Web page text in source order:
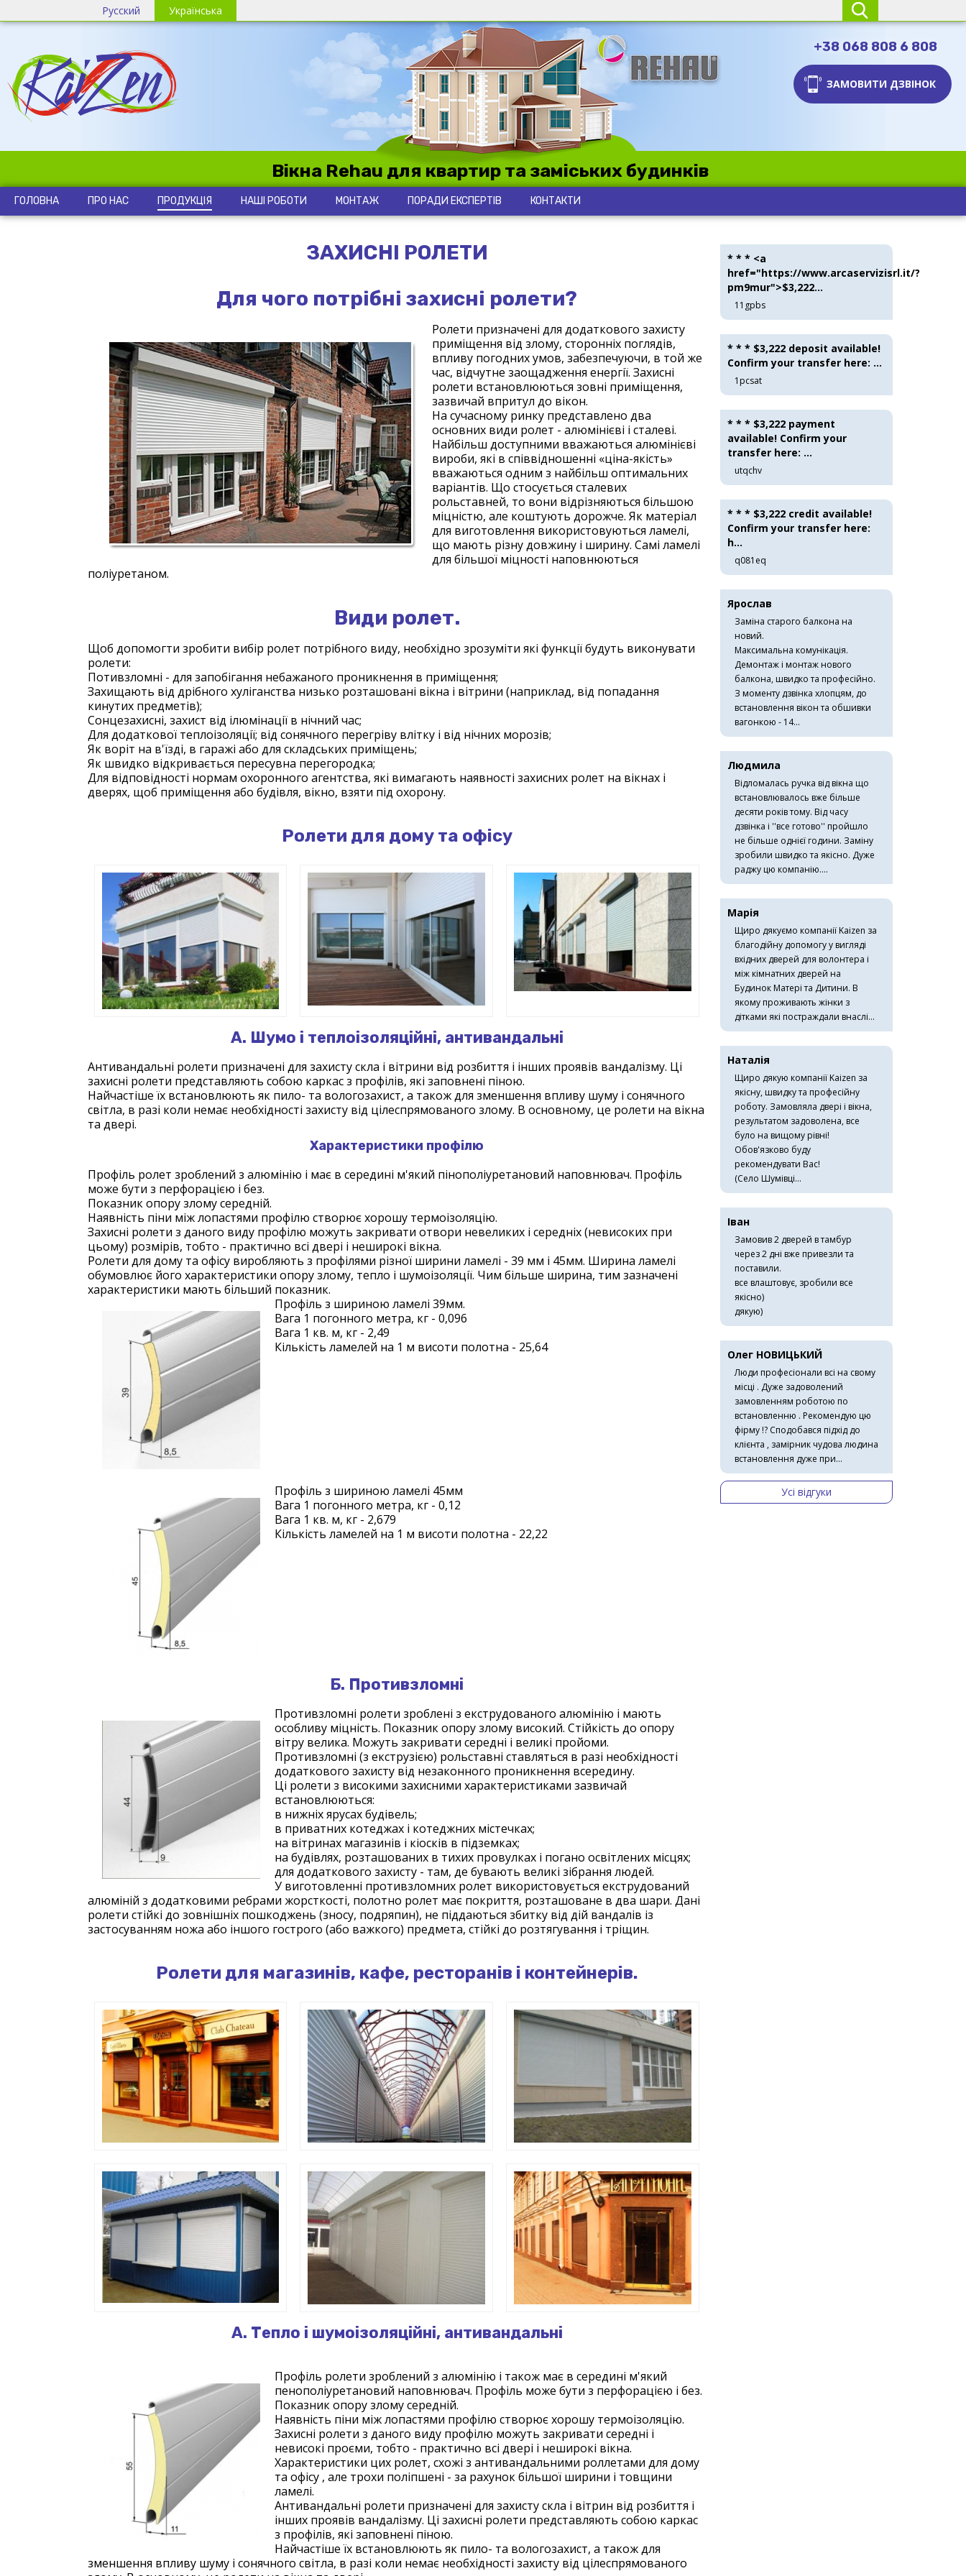
Українська
Русский
Вікна Rehau для квартир та заміських будинків
ЗАМОВИТИ ДЗВІНОК
+38 068 808 6 808
ГОЛОВНА ПРО НАС ПРОДУКЦІЯ НАШІ РОБОТИ МОНТАЖ ПОРАДИ ЕКСПЕРТІВ КОНТАКТИ
ЗАХИСНІ РОЛЕТИ
Для чого потрібні захисні ролети?
Ролети призначені для додаткового захисту
приміщення від злому, сторонніх поглядів,
впливу погодних умов, забезпечуючи, в той же
час, відчутне заощадження енергії. Захисні
ролети встановлюються зовні приміщення,
зазвичай впритул до вікон.
На сучасному ринку представлено два
основних види ролет - алюмінієві і сталеві.
Найбільш доступними вважаються алюмінієві
вироби, які в співвідношенні «ціна-якість»
вважаються одним з найбільш оптимальних
варіантів. Що стосується сталевих
рольставней, то вони відрізняються більшою
міцністю, але коштують дорожче. Як матеріал
для виготовлення використовуються ламелі,
що мають різну довжину і ширину. Самі ламелі
для більшої міцності наповнюються
поліуретаном.
Види ролет.
Щоб допомогти зробити вибір ролет потрібного виду, необхідно зрозуміти які функції будуть виконувати
ролети:
Потивзломні - для запобігання небажаного проникнення в приміщення;
Захищають від дрібного хуліганства низько розташовані вікна і вітрини (наприклад, від попадання
кинутих предметів);
Сонцезахисні, захист від ілюмінації в нічний час;
Для додаткової теплоізоляції; від сонячного перегріву влітку і від нічних морозів;
Як воріт на в'їзді, в гаражі або для складських приміщень;
Як швидко відкривається пересувна перегородка;
Для відповідності нормам охоронного агентства, які вимагають наявності захисних ролет на вікнах і
дверях, щоб приміщення або будівля, вікно, взяти під охорону.
Ролети для дому та офісу
А. Шумо і теплоізоляційні, антивандальні
Антивандальні ролети призначені для захисту скла і вітрини від розбиття і інших проявів вандалізму. Ці
захисні ролети представляють собою каркас з профілів, які заповнені піною.
Найчастіше їх встановлюють як пило- та вологозахист, а також для зменшення впливу шуму і сонячного
світла, в разі коли немає необхідності захисту від цілеспрямованого злому. В основному, це ролети на вікна
та двері.
Характеристики профілю
Профіль ролет зроблений з алюмінію і має в середині м'який пінополіуретановий наповнювач. Профіль
може бути з перфорацією і без.
Показник опору злому середній.
Наявність піни між лопастями профілю створює хорошу термоізоляцію.
Захисні ролети з даного виду профілю можуть закривати отвори невеликих і середніх (невисоких при
цьому) розмірів, тобто - практично всі двері і неширокі вікна.
Ролети для дому та офісу виробляють з профілями різної ширини ламелі - 39 мм і 45мм. Ширина ламелі
обумовлює його характеристики опору злому, тепло і шумоізоляції. Чим більше ширина, тим зазначені
характеристики мають більший показник.
Профіль з шириною ламелі 39мм.
Вага 1 погонного метра, кг - 0,096
Вага 1 кв. м, кг - 2,49
Кількість ламелей на 1 м висоти полотна - 25,64
Профіль з шириною ламелі 45мм
Вага 1 погонного метра, кг - 0,12
Вага 1 кв. м, кг - 2,679
Кількість ламелей на 1 м висоти полотна - 22,22
Б. Противзломні
Противзломні ролети зроблені з екструдованого алюмінію і мають
особливу міцність. Показник опору злому високий. Стійкість до опору
вітру велика. Можуть закривати середні і великі пройоми.
Противзломні (з екструзією) рольставні ставляться в разі необхідності
додаткового захисту від незаконного проникнення всередину.
Ці ролети з високими захисними характеристиками зазвичай
встановлюються:
в нижніх ярусах будівель;
в приватних котеджах і котеджних містечках;
на вітринах магазинів і кіосків в підземках;
на будівлях, розташованих в тихих провулках і погано освітлених місцях;
для додаткового захисту - там, де бувають великі зібрання людей.
У виготовленні противзломних ролет використовується екструдований
алюміній з додатковими ребрами жорсткості, полотно ролет має покриття, розташоване в два шари. Дані
ролети стійкі до зовнішніх пошкоджень (зносу, подряпин), не піддаються збитку від дій вандалів із
застосуванням ножа або іншого гострого (або важкого) предмета, стійкі до розтягування і тріщин.
Ролети для магазинів, кафе, ресторанів і контейнерів.
А. Тепло і шумоізоляційні, антивандальні
Профіль ролети зроблений з алюмінію і також має в середині м'який
пенополіуретановий наповнювач. Профіль може бути з перфорацією і без.
Показник опору злому середній.
Наявність піни між лопастями профілю створює хорошу термоізоляцію.
Захисні ролети з даного виду профілю можуть закривати середні і
невисокі проєми, тобто - практично всі двері і неширокі вікна.
Характеристики цих ролет, схожі з антивандальними роллетами для дому
та офісу , але трохи поліпшені - за рахунок більшої ширини і товщини
ламелі.
Антивандальні ролети призначені для захисту скла і вітрин від розбиття і
інших проявів вандалізму. Ці захисні ролети представляють собою каркас
з профілів, які заповнені піною.
Найчастіше їх встановлюють як пило- та вологозахист, а також для
зменшення впливу шуму і сонячного світла, в разі коли немає необхідності захисту від цілеспрямованого
* * * <a
href="https://www.arcaservizisrl.it/?
pm9mur">$3,222...
11gpbs
* * * $3,222 deposit available!
Confirm your transfer here: ...
1pcsat
* * * $3,222 payment
available! Confirm your
transfer here: ...
utqchv
* * * $3,222 credit available!
Confirm your transfer here:
h...
q081eq
Ярослав
Заміна старого балкона на
новий.
Максимальна комунікація.
Демонтаж і монтаж нового
балкона, швидко та професійно.
З моменту дзвінка хлопцям, до
встановлення вікон та обшивки
вагонкою - 14...
Людмила
Відломалась ручка від вікна що
встановлювалось вже більше
десяти років тому. Від часу
дзвінка і ''все готово'' пройшло
не більше однієї години. Заміну
зробили швидко та якісно. Дуже
раджу цю компанію....
Марія
Щиро дякуємо компанії Kaizen за
благодійну допомогу у вигляді
вхідних дверей для волонтера і
між кімнатних дверей на
Будинок Матері та Дитини. В
якому проживають жінки з
дітками які постраждали внаслі...
Наталія
Щиро дякую компанії Kaizen за
якісну, швидку та професійну
роботу. Замовляла двері і вікна,
результатом задоволена, все
було на вищому рівні!
Обов'язково буду
рекомендувати Вас!
(Село Шумівці...
Іван
Замовив 2 дверей в тамбур
через 2 дні вже привезли та
поставили.
все влаштовує, зробили все
якісно)
дякую)
Олег НОВИЦЬКИЙ
Люди професіонали всі на свому
місці . Дуже задоволений
замовленням роботою по
встановленню . Рекомендую цю
фірму !? Сподобався підхід до
клієнта , замірник чудова людина
встановлення дуже при...
Усі відгуки